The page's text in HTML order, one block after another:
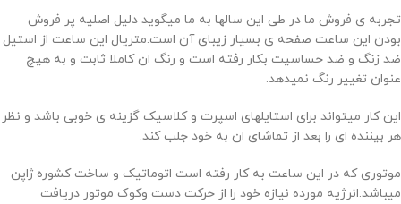
تجربه ی فروش ما در طی این سالها به ما میگوید دلیل اصلیه پر فروش
بودن این ساعت صفحه ی بسیار زیبای آن است.متریال این ساعت از استیل
ضد زنگ و ضد حساسیت بکار رفته است و رنگ ان کاملا ثابت و به هیچ
عنوان تغییر رنگ نمیدهد.
این کار میتواند برای استایلهای اسپرت و کلاسیک گزینه ی خوبی باشد و نظر
هر بیننده ای را بعد از تماشای ان به خود جلب کند.
موتوری که در این ساعت به کار رفته است اتوماتیک و ساخت کشوره ژاپن
میباشد.انرژیه مورده نیازه خود را از حرکت دست وکوک موتور دریافت